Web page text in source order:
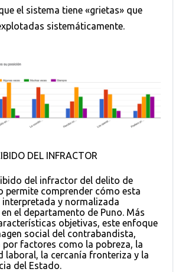
el sistema tiene «grietas» que
sistemáticamente.
DEL INFRACTOR
del infractor del delito de
permite comprender cómo esta
interpretada y normalizada
el departamento de Puno. Más
objetivas, este enfoque
social del contrabandista,
factores como la pobreza, la
laboral, la cercanía fronteriza y la
del Estado.